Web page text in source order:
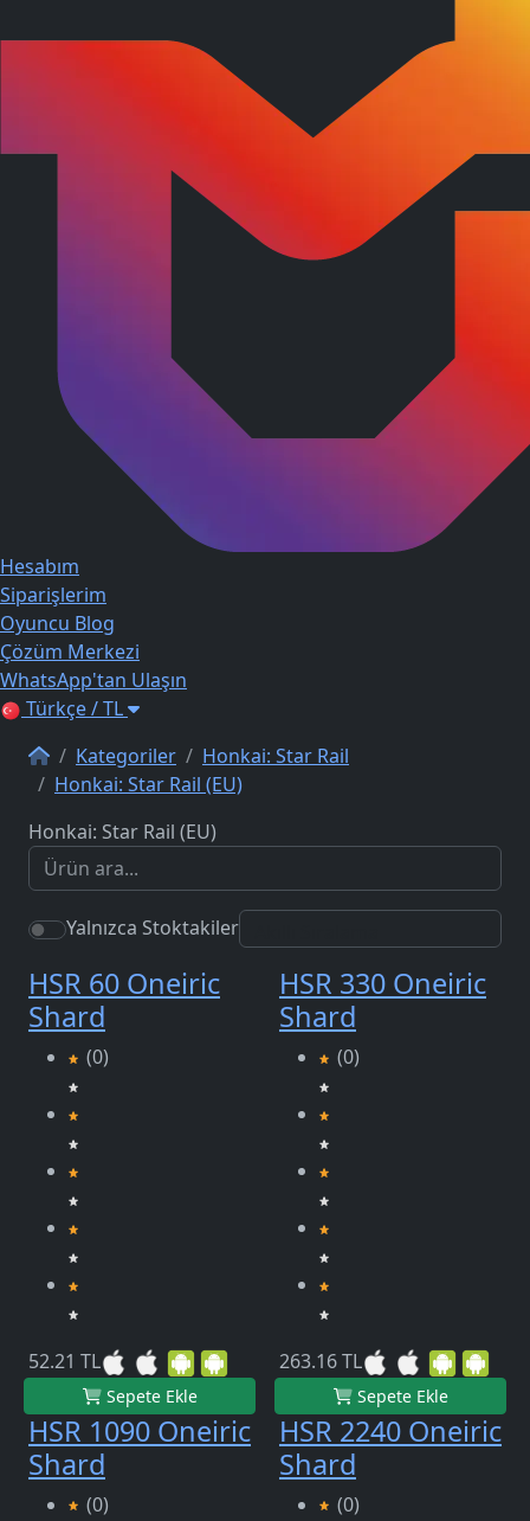
Hesabım
Siparişlerim
Oyuncu Blog
Çözüm Merkezi
WhatsApp'tan Ulaşın
Türkçe / TL
Kategoriler
Honkai: Star Rail
Honkai: Star Rail (EU)
Honkai: Star Rail (EU)
Yalnızca Stoktakiler
HSR 60 Oneiric
Shard
(0)
52.21 TL
Sepete Ekle
HSR 330 Oneiric
Shard
(0)
263.16 TL
Sepete Ekle
HSR 1090 Oneiric
Shard
(0)
HSR 2240 Oneiric
Shard
(0)